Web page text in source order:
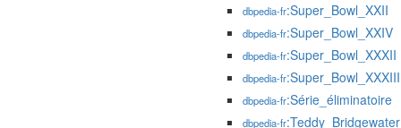
dbpedia-fr:Super_Bowl_XXII
dbpedia-fr:Super_Bowl_XXIV
dbpedia-fr:Super_Bowl_XXXII
dbpedia-fr:Super_Bowl_XXXIII
dbpedia-fr:Série_éliminatoire
dbpedia-fr:Teddy_Bridgewater